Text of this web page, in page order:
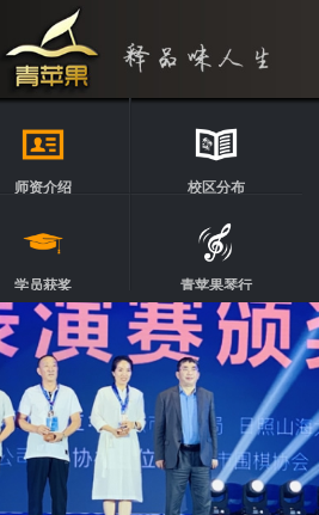
师资介绍 校区分布
学员获奖 青苹果琴行